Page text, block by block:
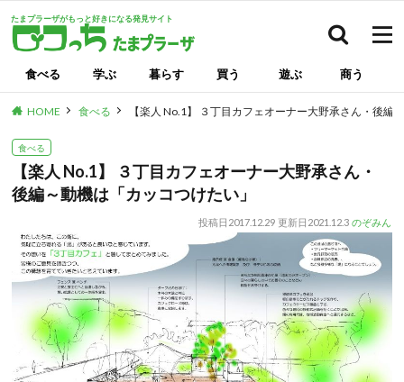
たまプラーザがもっと好きになる発見サイト
食べる 学ぶ 暮らす 買う 遊ぶ 商う
HOME 食べる 【楽人 No.1】 ３丁目カフェオーナー大野承さん・後編
食べる
【楽人 No.1】 ３丁目カフェオーナー大野承さん・
後編～動機は「カッコつけたい」
投稿日 2017.12.29 更新日 2021.12.3 のぞみん